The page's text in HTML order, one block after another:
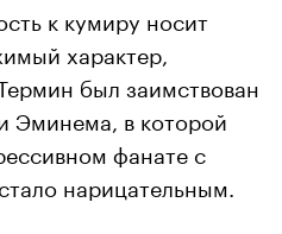
к кумиру носит
характер,
был заимствован
Эминема, в которой
фанате с
нарицательным.